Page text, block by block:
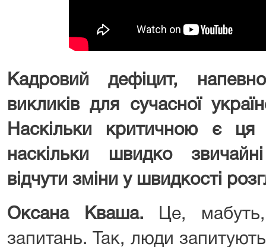
Кадровий дефіцит,
викликів для сучасної
Наскільки критичною є ця
наскільки швидко
відчути зміни у швидкості
Оксана Кваша. Це,
запитань. Так, люди